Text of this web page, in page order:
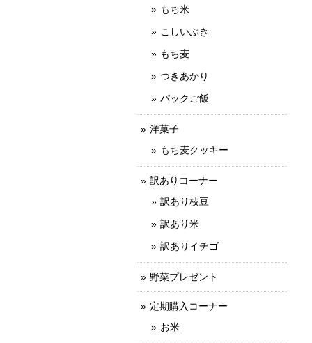
もち米
こしいぶき
もち麦
つきあかり
パックご飯
洋菓子
もち麦クッキー
訳ありコーナー
訳あり枝豆
訳あり米
訳ありイチゴ
野菜プレゼント
定期購入コーナー
お米